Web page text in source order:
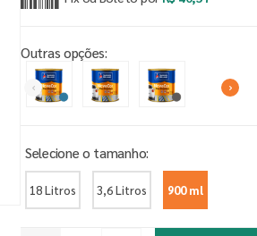
Outras opções:
18 Litros 3,6 Litros 900 ml